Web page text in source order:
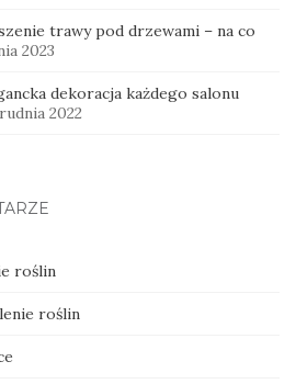
trawy pod drzewami – na co
2023
dekoracja każdego salonu
2022
roślin
roślin